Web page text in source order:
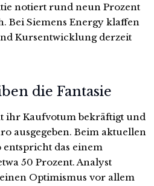
notiert rund neun Prozent
Bei Siemens Energy klaffen
Kursentwicklung derzeit
die Fantasie
ihr Kaufvotum bekräftigt und
ausgegeben. Beim aktuellen
das einem
50 Prozent. Analyst
Optimismus vor allem